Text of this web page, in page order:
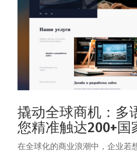
撬动全球商机：多
您精准触达200+国
在全球化的商业浪潮中，企业若